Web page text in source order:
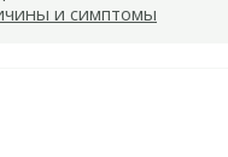
и симптомы